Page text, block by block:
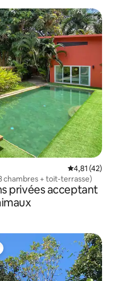
Évaluation
4,81 (42)
chambres + toit-terrasse)
privées acceptant
plus appréciés